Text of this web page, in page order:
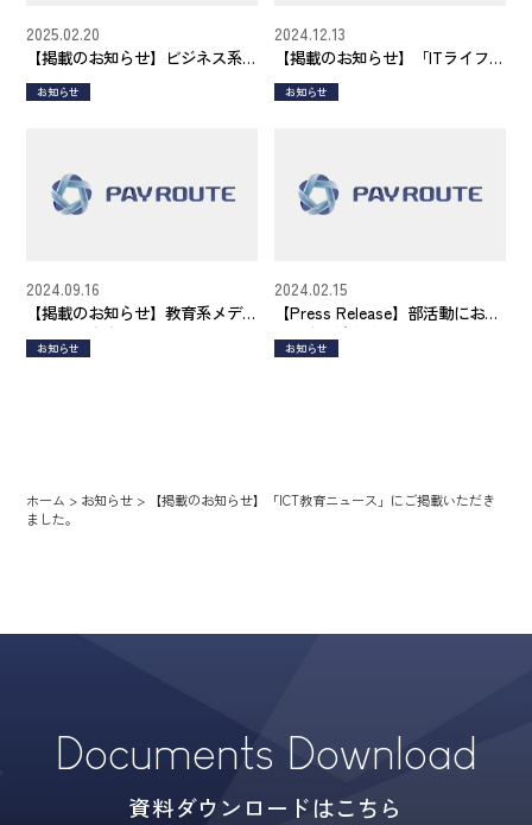
【掲載のお知らせ】ビジネス系
メディア ビジネスジャーナルに
お取り上げいただきました
2025.02.20
お知らせ
【掲載のお知らせ】「ITライフハ
ック」
2024.12.13
お知らせ
【掲載のお知らせ】教育系メデ
ィア「教育家庭新聞」にお取り
上げいただきました。
2024.09.16
お知らせ
【Press Release】部活動におけ
るお金の流れをキャッシュレス
化、見える化する部活動管理シ
2024.02.15
お知らせ
ホーム > お知らせ >
【掲載のお知らせ】「ICT教育ニュース」にご掲載いただき
ました。
Documents Download
資料ダウンロードはこちら